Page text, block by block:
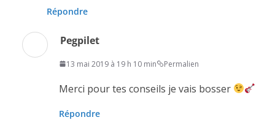
Répondre
Pegpilet
13 mai 2019 à 19 h 10 min Permalien
Merci pour tes conseils je vais bosser
Répondre